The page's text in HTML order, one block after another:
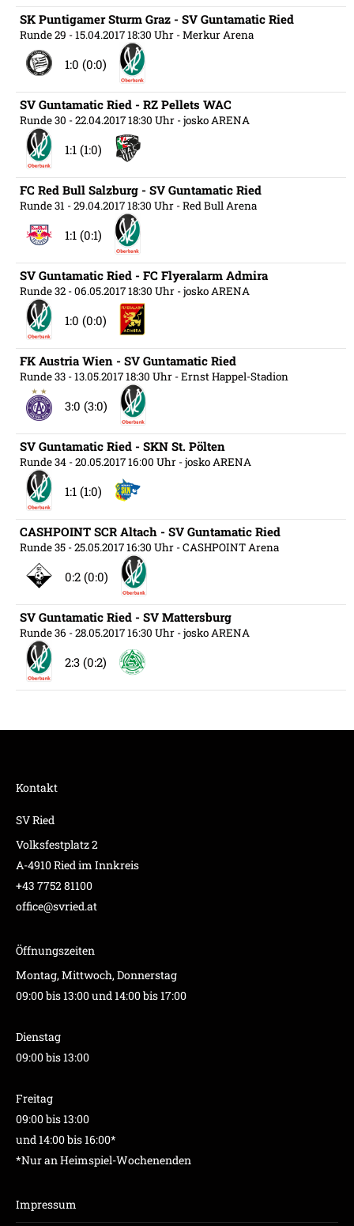
SK Puntigamer Sturm Graz - SV Guntamatic Ried
Runde 29 - 15.04.2017 18:30 Uhr - Merkur Arena
1:0 (0:0)
SV Guntamatic Ried - RZ Pellets WAC
Runde 30 - 22.04.2017 18:30 Uhr - josko ARENA
1:1 (1:0)
FC Red Bull Salzburg - SV Guntamatic Ried
Runde 31 - 29.04.2017 18:30 Uhr - Red Bull Arena
1:1 (0:1)
SV Guntamatic Ried - FC Flyeralarm Admira
Runde 32 - 06.05.2017 18:30 Uhr - josko ARENA
1:0 (0:0)
FK Austria Wien - SV Guntamatic Ried
Runde 33 - 13.05.2017 18:30 Uhr - Ernst Happel-Stadion
3:0 (3:0)
SV Guntamatic Ried - SKN St. Pölten
Runde 34 - 20.05.2017 16:00 Uhr - josko ARENA
1:1 (1:0)
CASHPOINT SCR Altach - SV Guntamatic Ried
Runde 35 - 25.05.2017 16:30 Uhr - CASHPOINT Arena
0:2 (0:0)
SV Guntamatic Ried - SV Mattersburg
Runde 36 - 28.05.2017 16:30 Uhr - josko ARENA
2:3 (0:2)
Kontakt
SV Ried
Volksfestplatz 2
A-4910 Ried im Innkreis
+43 7752 81100
office@svried.at
Öffnungszeiten
Montag, Mittwoch, Donnerstag
09:00 bis 13:00 und 14:00 bis 17:00
Dienstag
09:00 bis 13:00
Freitag
09:00 bis 13:00
und 14:00 bis 16:00*
*Nur an Heimspiel-Wochenenden
Impressum